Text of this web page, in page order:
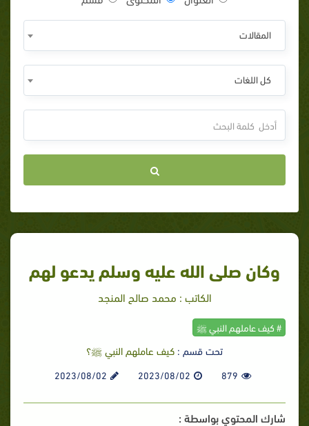
المقالات
كل اللغات
وكان صلى الله عليه وسلم يدعو لهم
الكاتب : محمد صالح المنجد
# كيف عاملهم النبي ﷺ
تحت قسم : كيف عاملهم النبي ﷺ؟
879
2023/08/02
2023/08/02
شارك المحتوي بواسطة :